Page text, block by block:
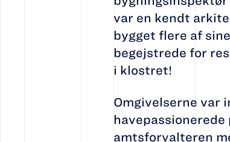
var en kendt
bygget flere af
begejstrede for
i klostret!
Omgivelserne var
amtsforvalteren